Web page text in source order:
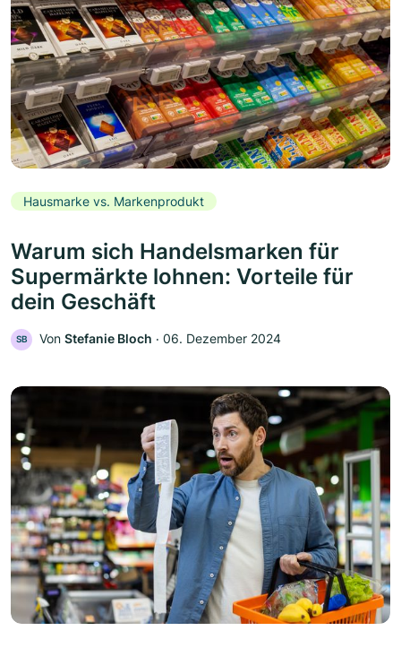
Hausmarke vs. Markenprodukt
Warum sich Handelsmarken für
Supermärkte lohnen: Vorteile für
dein Geschäft
SB Von Stefanie Bloch ‧ 06. Dezember 2024